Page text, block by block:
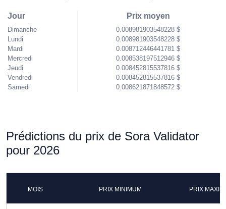
Jour
Dimanche
Lundi
Mardi
Mercredi
Jeudi
Vendredi
Samedi
Prix moyen
0.008981903548228 $
0.008981903548228 $
0.008712446441781 $
0.008538197512946 $
0.008452815537816 $
0.008452815537816 $
0.008621871848572 $
Prédictions du prix de Sora Validator
pour 2026
MOIS PRIX MINIMUM PRIX